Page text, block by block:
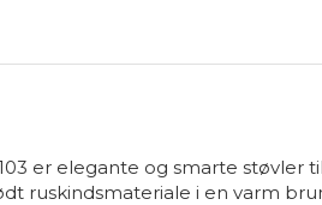
103 er elegante og smarte
ruskindsmateriale i en varm